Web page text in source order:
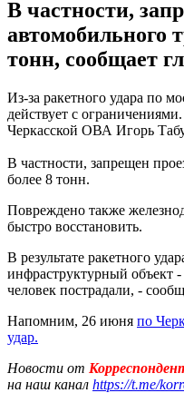
В частности,
автомобильного
тонн, сообщает
Из-за ракетного удара по
действует с
Черкасской ОВА Игорь
В частности, запрещен
более 8 тонн.
Повреждено также
быстро восстановить.
В результате ракетного
инфраструктурный объект
человек пострадали, -
Напомним, 26 июня по
удар.
Новости от
на наш канал https://t.me/